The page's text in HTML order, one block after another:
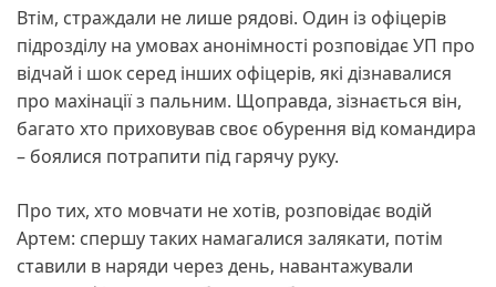
Втім, страждали не лише рядові. Один із офіцерів
підрозділу на умовах анонімності розповідає УП про
відчай і шок серед інших офіцерів, які дізнавалися
про махінації з пальним. Щоправда, зізнається він,
багато хто приховував своє обурення від командира
– боялися потрапити під гарячу руку.
Про тих, хто мовчати не хотів, розповідає водій
Артем: спершу таких намагалися залякати, потім
ставили в наряди через день, навантажували